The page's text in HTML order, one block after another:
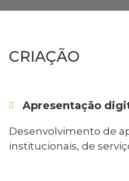
CRIAÇÃO
Apresentação
Desenvolvimento de
institucionais, de